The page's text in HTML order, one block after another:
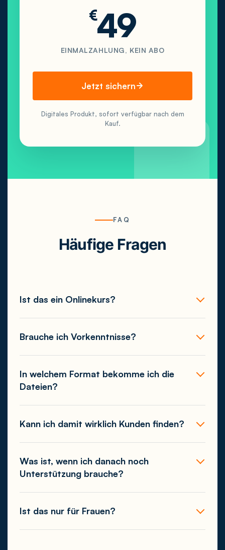
€49
EINMALZAHLUNG, KEIN ABO
Jetzt sichern
Digitales Produkt, sofort verfügbar nach dem
Kauf.
FAQ
Häufige Fragen
Ist das ein Onlinekurs?
Brauche ich Vorkenntnisse?
In welchem Format bekomme ich die
Dateien?
Kann ich damit wirklich Kunden finden?
Was ist, wenn ich danach noch
Unterstützung brauche?
Ist das nur für Frauen?